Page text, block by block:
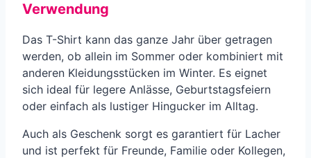
Verwendung
Das T-Shirt kann das ganze Jahr über getragen
werden, ob allein im Sommer oder kombiniert mit
anderen Kleidungsstücken im Winter. Es eignet
sich ideal für legere Anlässe, Geburtstagsfeiern
oder einfach als lustiger Hingucker im Alltag.
Auch als Geschenk sorgt es garantiert für Lacher
und ist perfekt für Freunde, Familie oder Kollegen,